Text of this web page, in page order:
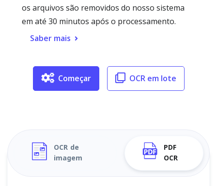
os arquivos são removidos do nosso sistema
em até 30 minutos após o processamento.
Saber mais
Começar OCR em lote
OCR de
imagem
PDF
OCR